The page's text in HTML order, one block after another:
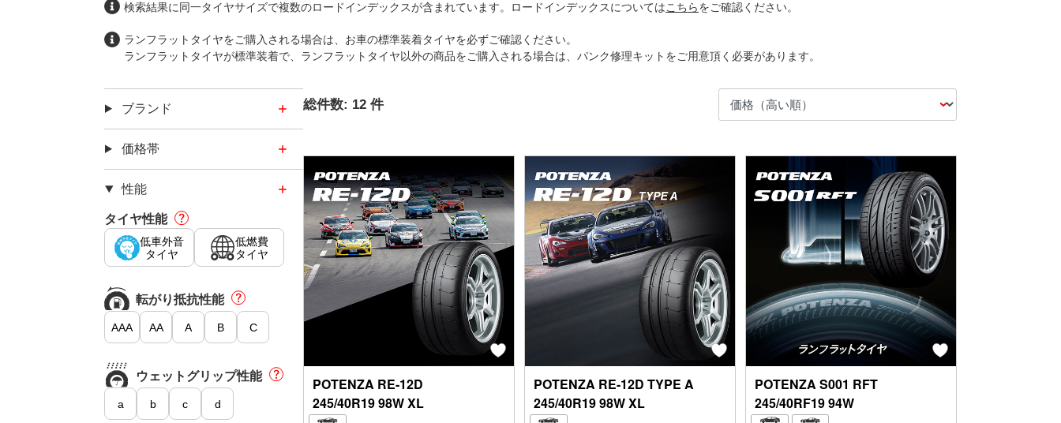
検索結果に同一タイヤサイズで複数のロードインデックスが含まれています。ロードインデックスについてはこちらをご確認ください。
ランフラットタイヤをご購入される場合は、お車の標準装着タイヤを必ずご確認ください。
ランフラットタイヤが標準装着で、ランフラットタイヤ以外の商品をご購入される場合は、パンク修理キットをご用意頂く必要があります。
タイヤ
ブランド
価格帯
性能
タイヤ性能
低車外音
タイヤ
低燃費
タイヤ
転がり抵抗性能
AAA AA A B C
ウェット グリップ性能
a b c d
総件数: 12 件
POTENZA RE-12D
245/40R19 98W XL
POTENZA RE-12D TYPE A
245/40R19 98W XL
POTENZA S001 RFT
245/40RF19 94W